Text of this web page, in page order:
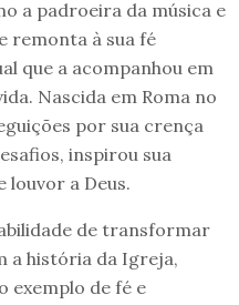
a padroeira da música e
remonta à sua fé
que a acompanhou em
Nascida em Roma no
por sua crença
inspirou sua
louvor a Deus.
de transformar
a história da Igreja,
exemplo de fé e